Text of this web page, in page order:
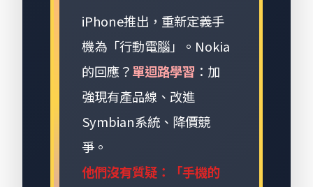
iPhone推出，重新定義手
機為「行動電腦」。Nokia
的回應？單迴路學習 ：加
強現有產品線、改進
Symbian系統、降價競
爭。
他們沒有質疑：「手機的